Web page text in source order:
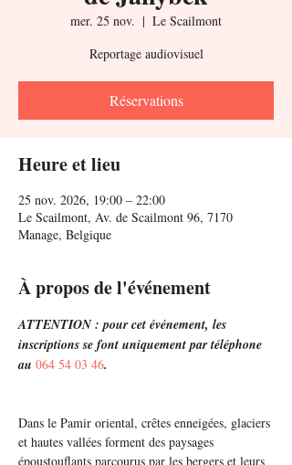
mer. 25 nov.
  |
Le Scailmont
Reportage audiovisuel
Réservations
Heure et lieu
25 nov. 2026, 19:00 – 22:00
Le Scailmont, Av. de Scailmont 96, 7170
Manage, Belgique
À propos de l'événement
ATTENTION : pour cet événement, les
inscriptions se font uniquement par téléphone
au 064 54 03 46.
Dans le Pamir oriental, crêtes enneigées, glaciers
et hautes vallées forment des paysages
époustouflants parcourus par les bergers et leurs